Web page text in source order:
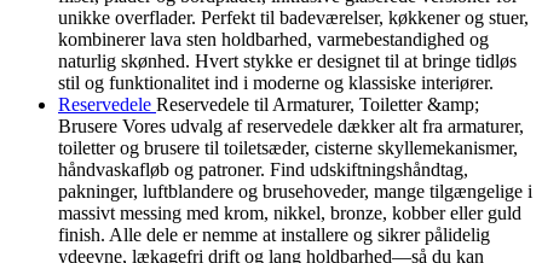
unikke overflader. Perfekt til badeværelser, køkkener og stuer,
kombinerer lava sten holdbarhed, varmebestandighed og
naturlig skønhed. Hvert stykke er designet til at bringe tidløs
stil og funktionalitet ind i moderne og klassiske interiører.
Reservedele Reservedele til Armaturer, Toiletter &amp;
Brusere Vores udvalg af reservedele dækker alt fra armaturer,
toiletter og brusere til toiletsæder, cisterne skyllemekanismer,
håndvaskafløb og patroner. Find udskiftningshåndtag,
pakninger, luftblandere og brusehoveder, mange tilgængelige i
massivt messing med krom, nikkel, bronze, kobber eller guld
finish. Alle dele er nemme at installere og sikrer pålidelig
ydeevne, lækagefri drift og lang holdbarhed—så du kan